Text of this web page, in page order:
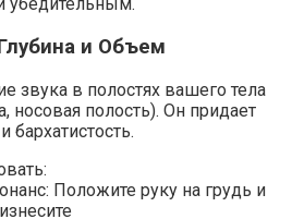
и Объем
звука в полостях вашего тела
носовая полость). Он придает
бархатистость.
Положите руку на грудь и